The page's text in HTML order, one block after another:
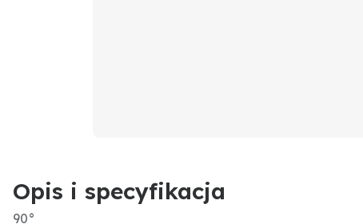
Opis i specyfikacja
90°